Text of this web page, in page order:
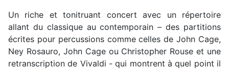
Un riche et tonitruant concert avec un répertoire
allant du classique au contemporain – des partitions
écrites pour percussions comme celles de John Cage,
Ney Rosauro, John Cage ou Christopher Rouse et une
retranscription de Vivaldi - qui montrent à quel point il